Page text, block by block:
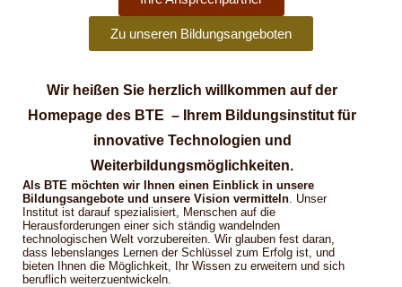
Wir heißen Sie herzlich willkommen auf der
Homepage des BTE – Ihrem Bildungsinstitut für
innovative Technologien und
Weiterbildungsmöglichkeiten.
Als BTE möchten wir Ihnen einen Einblick in unsere
Bildungsangebote und unsere Vision vermitteln. Unser
Institut ist darauf spezialisiert, Menschen auf die
Herausforderungen einer sich ständig wandelnden
technologischen Welt vorzubereiten. Wir glauben fest daran,
dass lebenslanges Lernen der Schlüssel zum Erfolg ist, und
bieten Ihnen die Möglichkeit, Ihr Wissen zu erweitern und sich
beruflich weiterzuentwickeln.
Zu unseren Bildungsangeboten